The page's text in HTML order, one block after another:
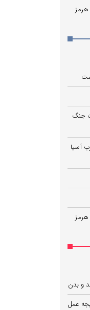
هرمز
جنگ
آسیا
هرمز
و بدن
عمل